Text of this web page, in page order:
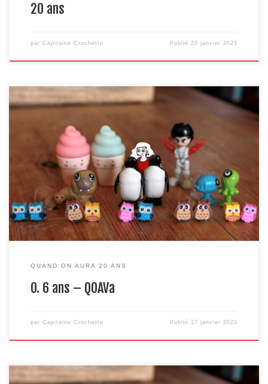
20 ans
par Capitaine Crochette Publié 20 janvier 2025
On a tous joué à « qu’est-ce que tu fais si tu gagnes le gros lot au
loto », ou « si tu avais trois vœux », ou encore « si tu avais un super
pouvoir »… Pour les enfants « ce sera comment quand tu seras
grand » c’est un peu pareil. Tout est possible. Vous entendez […]
QUAND ON AURA 20 ANS
O. 6 ans – QOAVa
par Capitaine Crochette Publié 17 janvier 2023